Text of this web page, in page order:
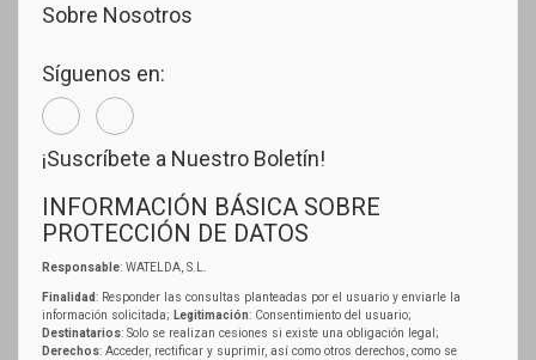
Sobre Nosotros
Síguenos en:
¡Suscríbete a Nuestro Boletín!
INFORMACIÓN BÁSICA SOBRE
PROTECCIÓN DE DATOS
Responsable: WATELDA, S.L.
Finalidad: Responder las consultas planteadas por el usuario y enviarle la
información solicitada; Legitimación: Consentimiento del usuario;
Destinatarios: Solo se realizan cesiones si existe una obligación legal;
Derechos: Acceder, rectificar y suprimir, así como otros derechos, como se